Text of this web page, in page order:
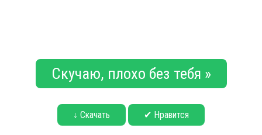
Скучаю, плохо без тебя »
↓ Скачать ✔ Нравится